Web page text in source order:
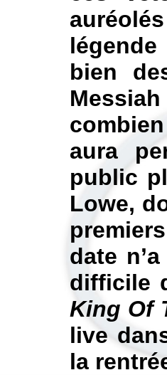
bien
aura
public
Lowe,
date
difficile
King Of
live
la